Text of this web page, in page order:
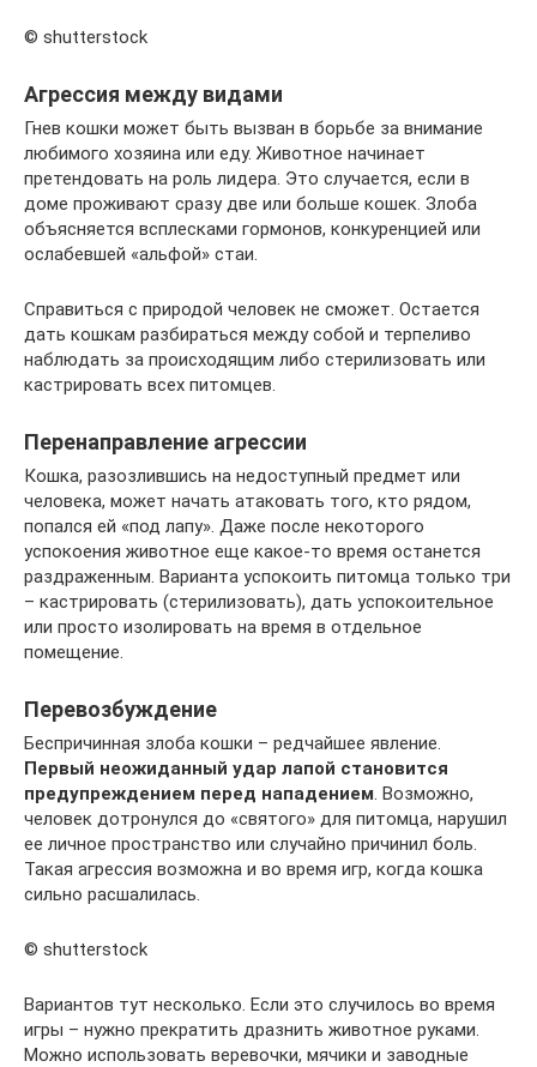
© shutterstock
Агрессия между видами
Гнев кошки может быть вызван в борьбе за внимание
любимого хозяина или еду. Животное начинает
претендовать на роль лидера. Это случается, если в
доме проживают сразу две или больше кошек. Злоба
объясняется всплесками гормонов, конкуренцией или
ослабевшей «альфой» стаи.
Справиться с природой человек не сможет. Остается
дать кошкам разбираться между собой и терпеливо
наблюдать за происходящим либо стерилизовать или
кастрировать всех питомцев.
Перенаправление агрессии
Кошка, разозлившись на недоступный предмет или
человека, может начать атаковать того, кто рядом,
попался ей «под лапу». Даже после некоторого
успокоения животное еще какое-то время останется
раздраженным. Варианта успокоить питомца только три
– кастрировать (стерилизовать), дать успокоительное
или просто изолировать на время в отдельное
помещение.
Перевозбуждение
Беспричинная злоба кошки – редчайшее явление.
Первый неожиданный удар лапой становится
предупреждением перед нападением . Возможно,
человек дотронулся до «святого» для питомца, нарушил
ее личное пространство или случайно причинил боль.
Такая агрессия возможна и во время игр, когда кошка
сильно расшалилась.
© shutterstock
Вариантов тут несколько. Если это случилось во время
игры – нужно прекратить дразнить животное руками.
Можно использовать веревочки, мячики и заводные